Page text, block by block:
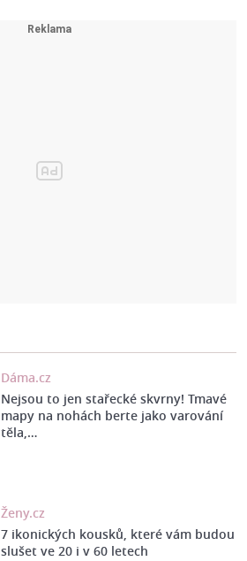
Dáma.cz
Nejsou to jen stařecké skvrny! Tmavé
mapy na nohách berte jako varování
těla,…
Ženy.cz
7 ikonických kousků, které vám budou
slušet ve 20 i v 60 letech